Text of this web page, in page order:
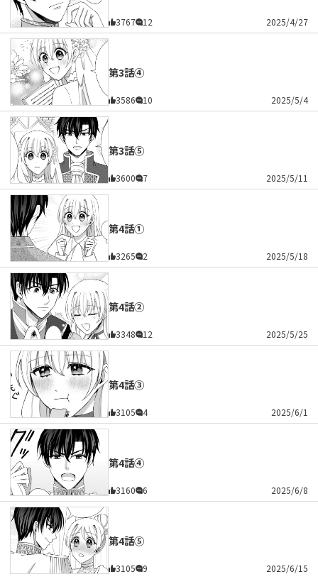
3767 12 2025/4/27
第3話④
3586 10 2025/5/4
第3話⑤
3600 7 2025/5/11
第4話①
3265 2 2025/5/18
第4話②
3348 12 2025/5/25
第4話③
3105 4 2025/6/1
第4話④
3160 6 2025/6/8
第4話⑤
3105 9 2025/6/15